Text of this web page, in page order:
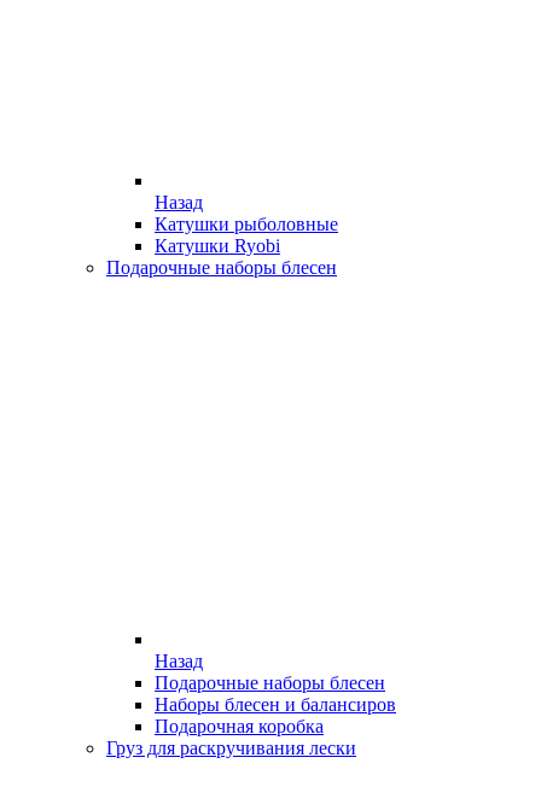
Назад
Катушки рыболовные
Катушки Ryobi
Подарочные наборы блесен
Назад
Подарочные наборы блесен
Наборы блесен и балансиров
Подарочная коробка
Груз для раскручивания лески